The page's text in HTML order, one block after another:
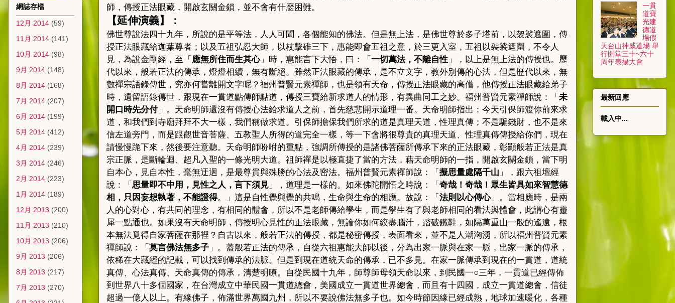
師，傳授正法眼藏，開啟玄關金鎖，並不會有什麼困難。
【延伸演義】 ：
佛世尊說法四十九年，所說的是平等法，人人可聞，各個能知的佛法。但是無上法，是佛世尊於多子塔前，以袈裟遮圍，傳
授正法眼藏給迦葉尊者；以及五祖弘忍大師，以杖擊碓三下，惠能即會五祖之意，於三更入室，五祖以袈裟遮圍，不令人
見，為說金剛經，至「 應無所住而生其心」時，惠能言下大悟，曰：「 一切萬法，不離自性 」，以上是無上法的傳授也。歷
代以來，般若正法的傳承，燈燈相續，無有斷絕。雖然正法眼藏的傳承，是不立文字，教外別傳的心法，但是歷代以來，無
數禪宗語錄傳世，究亦何嘗離開文字呢？福州普賢元素禪師，也是領有天命，傳授正法眼藏的高僧，他傳授正法眼藏給弟子
時，遺留語錄傳世，跟現在一貫道點傳師點道，傳授三寶給新求道人的情形，有異曲同工之妙。福州普賢元素禪師說：「 未
開口時先分付」。天命明師還沒有傳授心法給求道人之前，首先慈悲開示道理一番。天命明師指出：今天引保師渡你前來求
道，和我們到寺廟拜拜不大一樣，我們稱做求道。引保師擔保我們所求的道是真理天道，性理真傳；不是騙錢財，也不是來
信左道旁門，而是跟觀世音菩薩、五教聖人所得的道完全一樣，等一下會將很尊貴的真理天道、性理真傳傳授給你們，現在
請慢慢跪下來，然後要注意聽。天命明師吩咐的重點，強調所傳授的是諸佛菩薩所傳承下來的正法眼藏，彰顯般若正法是真
宗正脈，是斷輪迴、超凡入聖的一條光明大道。祖師禪是以極直捷了當的方法，藉天命明師的一指，開啟玄關金鎖，當下明
自本心，見自本性，毫無迂迴，是最尊貴與殊勝的心法及密法。福州普賢元素禪師說：「 擬思量處隔千山 」，跟六祖壇經
說：「 思量即不中用，見性之人，言下須見 」，道理是一樣的。如來佛陀開悟之時說：「 奇哉！奇哉！眾生皆具如來智慧德
相，只因妄想執著，不能證得。」這是自性覺與覺的共鳴，生命與生命的相應。故說：「 法則以心傳心」。當相應時，是兩
人的心對心，有共同的理念，有相同的體會，所以不是老師傳給學生，而是學生有了與老師相同的看法與體會，此謂心有靈
犀一點通也。如果沒有天命明師，傳授明心見性的正法眼藏，無論你如何絞盡腦汁，踏破鐵鞋，如隔萬重山一般的遙遠，根
本無法覓得自家菩薩在那裡？自古以來，般若正法的傳授，都是秘密傳授，表面看來，並不是人潮洶湧，所以福州普賢元素
禪師說：「 莫言佛法無多子 」。蓋般若正法的傳承，自從六祖惠能大師以後，分為出家一脈與在家一脈，出家一脈的傳承，
依稀在大藏經的記載，可以找到傳承的法脈。但是到現在道統天命的傳承，已不多見。在家一脈傳承到現在的一貫道，道統
真傳、心法真傳、天命真傳的傳承，清楚明瞭。自從民國十九年，師尊師母領天命以來，到民國一○三年，一貫道已經傳佈
到世界八十多個國家，在台灣成立中華民國一貫道總會，美國成立一貫道世界總會，而且有十四國，成立一貫道總會，信徒
超過一億人以上。有緣佛子，佈滿世界萬國九州，所以不要說佛法無多子也。如今時節因緣已經成熟，地球加速暖化，各種
網誌存檔
12月 2014 (59)
11月 2014 (141)
10月 2014 (98)
9月 2014 (148)
8月 2014 (168)
7月 2014 (207)
6月 2014 (199)
5月 2014 (412)
4月 2014 (239)
3月 2014 (246)
2月 2014 (223)
1月 2014 (189)
12月 2013 (200)
11月 2013 (210)
10月 2013 (206)
9月 2013 (206)
8月 2013 (217)
7月 2013 (270)
一貫
道寶
光建
德道
場假
天台山神威道場 舉
行開堂三十~六十
周年表揚大會
最新回應
載入中...